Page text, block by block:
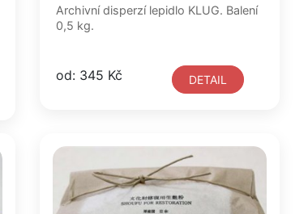
Archivní disperzí lepidlo KLUG. Balení
0,5 kg.
od: 345 Kč DETAIL